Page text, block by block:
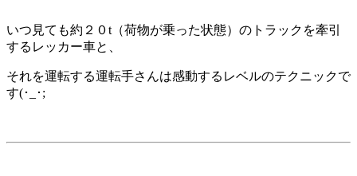
いつ見ても約２０t（荷物が乗った状態）のトラックを牽引
するレッカー車と、
それを運転する運転手さんは感動するレベルのテクニックで
す(･_･;